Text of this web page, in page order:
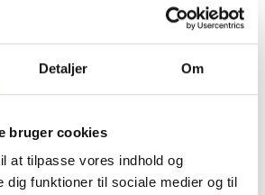
Detaljer Om
bruger cookies
at tilpasse vores indhold og
dig funktioner til sociale medier og til
understøtter BL’s interne demokrati og
i BL’s 11 kredse. Her
initiativer i kredsregi. Kreds
af Almene Mål og andre politiske